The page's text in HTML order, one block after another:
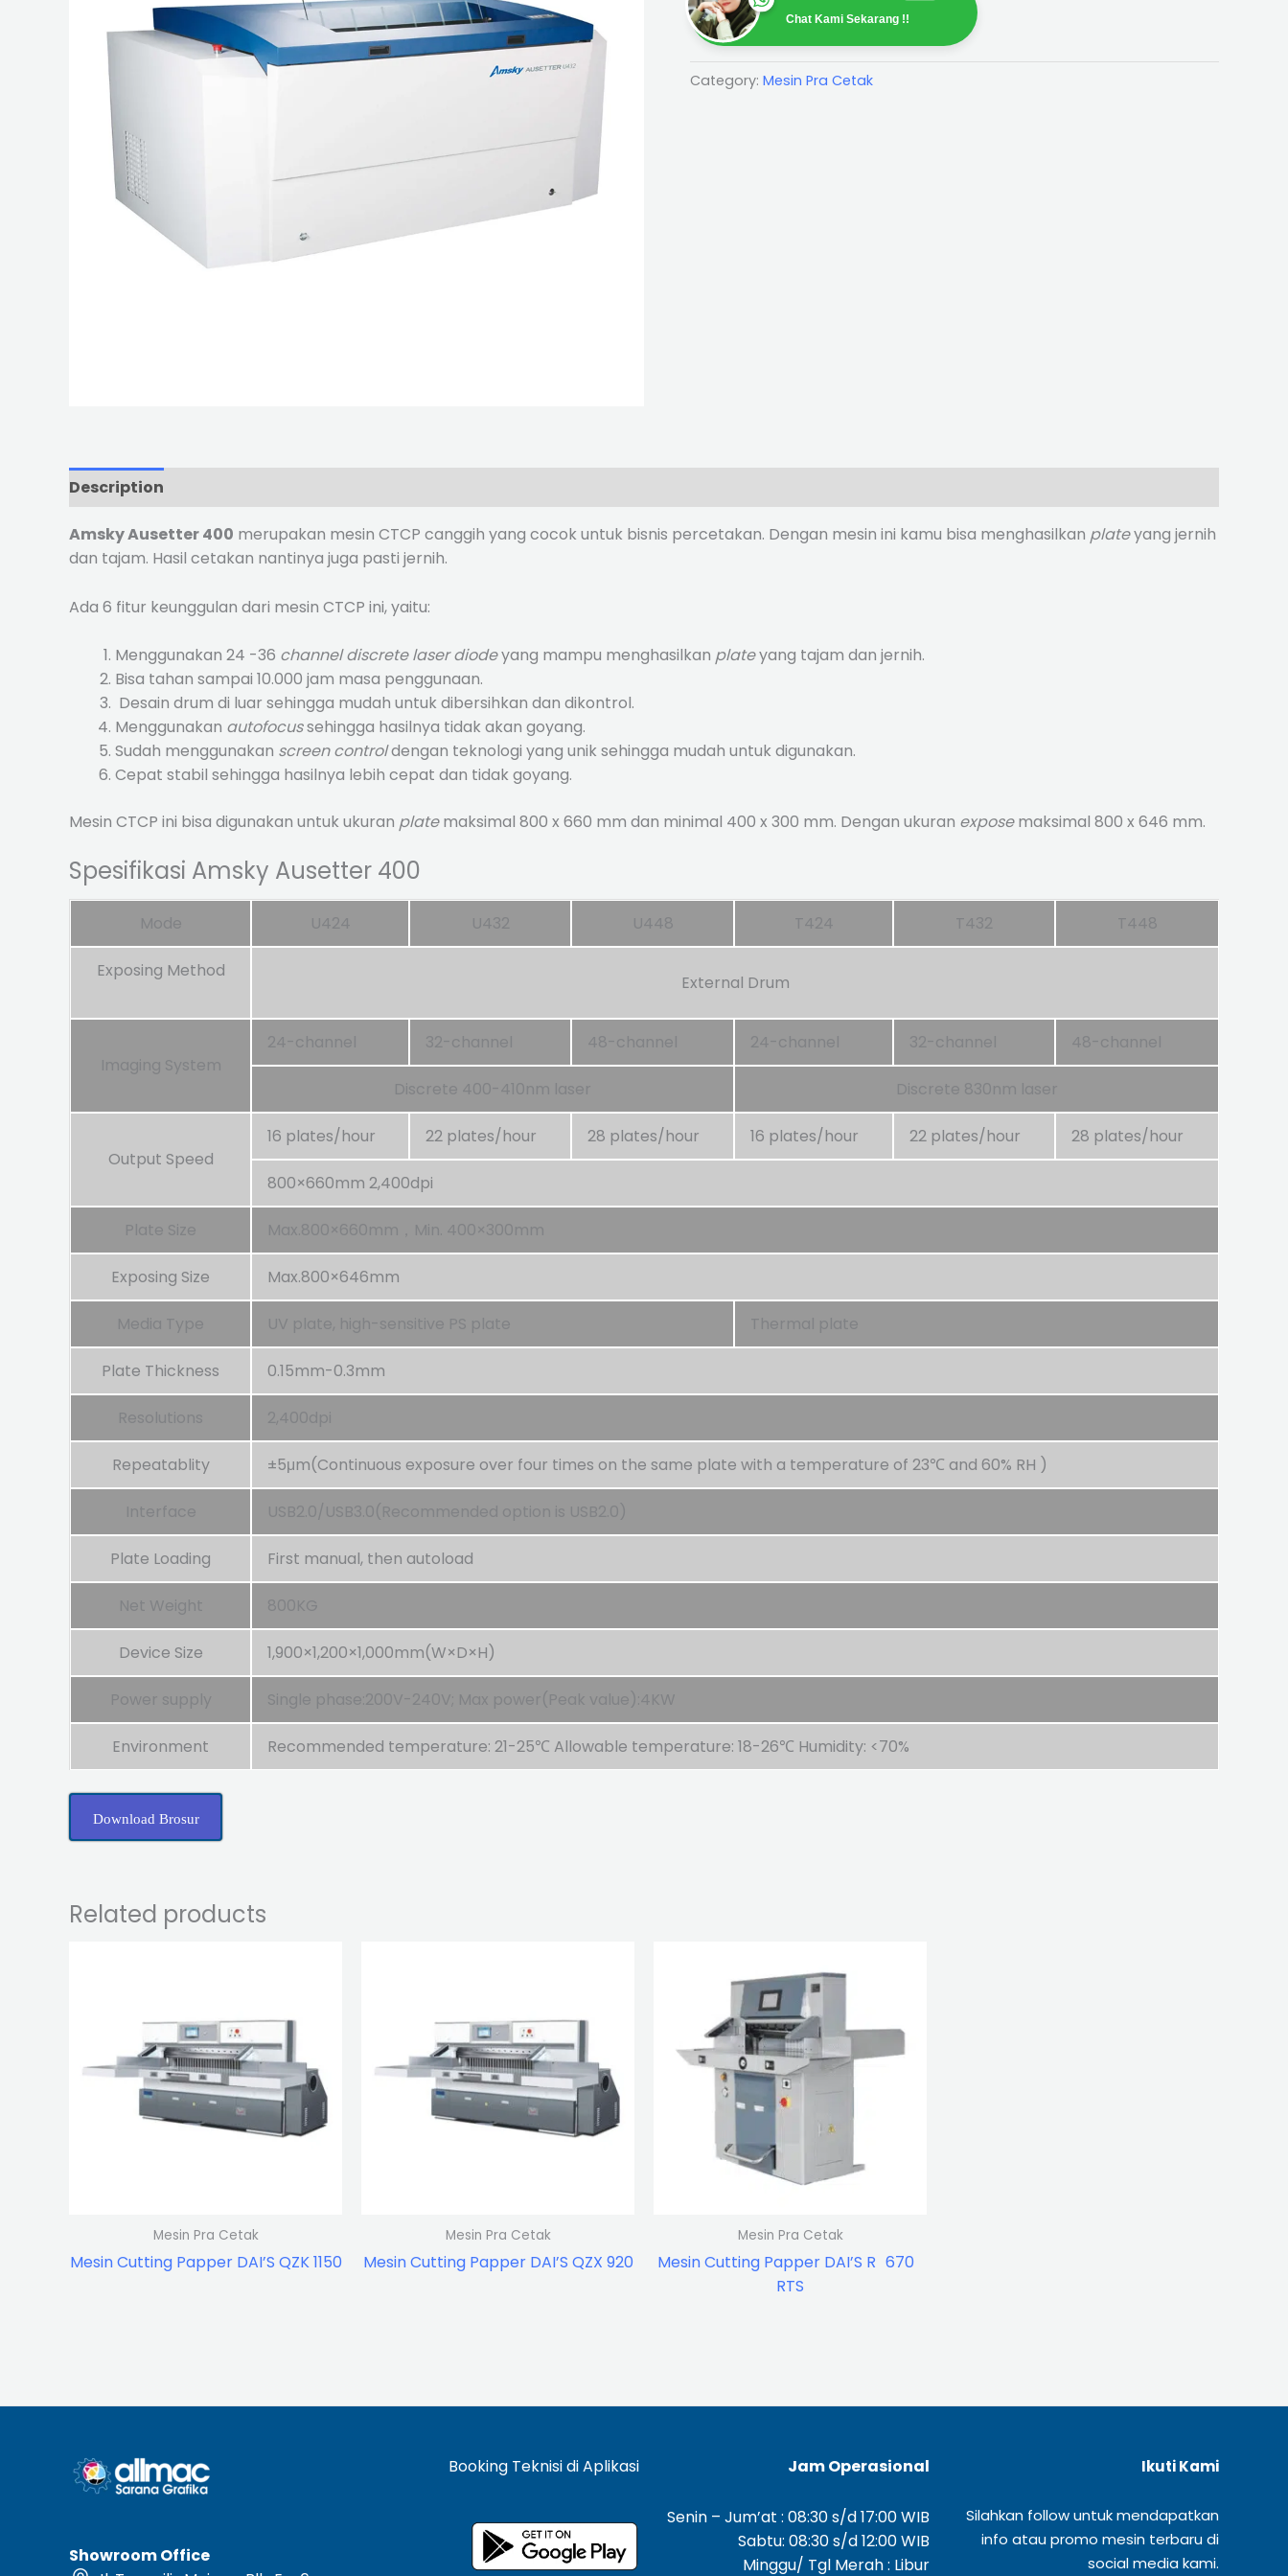
Chat Kami Sekarang !!
Category: Mesin Pra Cetak
Description
Amsky Ausetter 400 merupakan mesin CTCP canggih yang cocok untuk bisnis percetakan. Dengan mesin ini kamu bisa menghasilkan plateyang jernih
dan tajam. Hasil cetakan nantinya juga pasti jernih.
Ada 6 fitur keunggulan dari mesin CTCP ini, yaitu:
Menggunakan 24 -36 channel discrete laser diodeyang mampu menghasilkan plateyang tajam dan jernih.
Bisa tahan sampai 10.000 jam masa penggunaan.
Desain drum di luar sehingga mudah untuk dibersihkan dan dikontrol.
Menggunakan autofocussehingga hasilnya tidak akan goyang.
Sudah menggunakan screen controldengan teknologi yang unik sehingga mudah untuk digunakan.
Cepat stabil sehingga hasilnya lebih cepat dan tidak goyang.
Mesin CTCP ini bisa digunakan untuk ukuran platemaksimal 800 x 660 mm dan minimal 400 x 300 mm. Dengan ukuran exposemaksimal 800 x 646 mm.
Spesifikasi Amsky Ausetter 400
Mode U424 U432 U448 T424 T432 T448
Exposing Method
External Drum
Imaging System
24-channel 32-channel 48-channel 24-channel 32-channel 48-channel
Discrete 400-410nm laser Discrete 830nm laser
Output Speed
16 plates/hour 22 plates/hour 28 plates/hour 16 plates/hour 22 plates/hour 28 plates/hour
800×660mm 2,400dpi
Plate Size Max.800×660mm，Min. 400×300mm
Exposing Size Max.800×646mm
Media Type UV plate, high-sensitive PS plate Thermal plate
Plate Thickness 0.15mm-0.3mm
Resolutions 2,400dpi
Repeatablity ±5μm(Continuous exposure over four times on the same plate with a temperature of 23℃ and 60% RH )
Interface USB2.0/USB3.0(Recommended option is USB2.0)
Plate Loading First manual, then autoload
Net Weight 800KG
Device Size 1,900×1,200×1,000mm(W×D×H)
Power supply Single phase:200V-240V; Max power(Peak value):4KW
Environment Recommended temperature: 21-25℃ Allowable temperature: 18-26℃ Humidity: <70%
Download Brosur
Related products
Mesin Pra Cetak
Mesin Cutting Papper DAI’S QZK 1150
Mesin Pra Cetak
Mesin Cutting Papper DAI’S QZX 920
Mesin Pra Cetak
Mesin Cutting Papper DAI’S R 670
RTS
Showroom Office
Booking Teknisi di Aplikasi Jam Operasional
Senin – Jum’at : 08:30 s/d 17:00 WIB
Sabtu: 08:30 s/d 12:00 WIB
Minggu/ Tgl Merah : Libur
Ikuti Kami
Silahkan follow untuk mendapatkan
info atau promo mesin terbaru di
social media kami.